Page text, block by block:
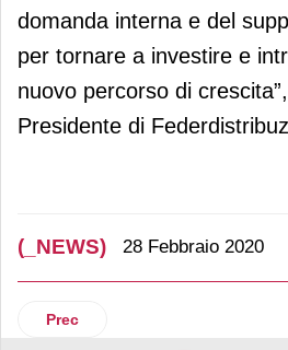
domanda interna e del
per tornare a investire e
nuovo percorso di
Presidente di
(_NEWS) 28 Febbraio 2020
Articolo precedente:
Prec